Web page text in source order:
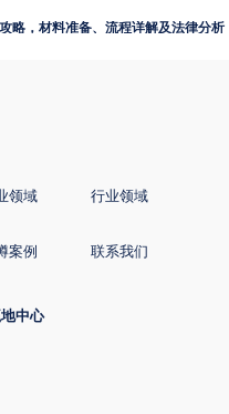
略，材料准备、流程详解及法律分析
领域 行业领域
案例 联系我们
中心